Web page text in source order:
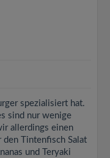
spezialisiert hat.
sind nur wenige
allerdings einen
den Tintenfisch Salat
und Teryaki